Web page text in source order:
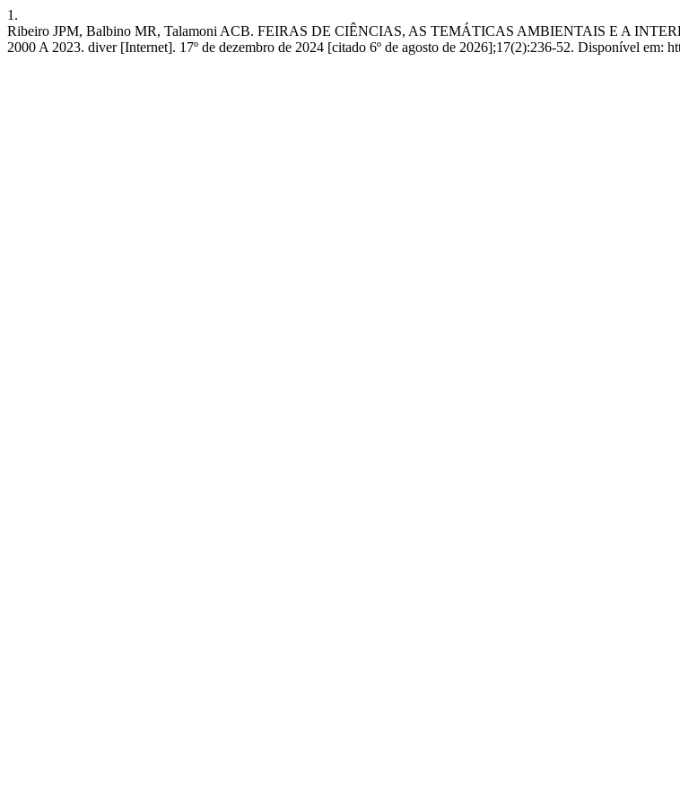
1.
Ribeiro JPM, Balbino MR, Talamoni ACB. FEIRAS DE CIÊNCIAS, AS TEMÁTICAS AMBIENTAIS E A
2000 A 2023. diver [Internet]. 17º de dezembro de 2024 [citado 6º de agosto de 2026];17(2):236-52. Disponível em: